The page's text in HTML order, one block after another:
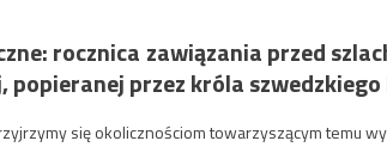
rocznica zawiązania przed
przez króla szwedzkiego
się okolicznościom towarzyszącym temu